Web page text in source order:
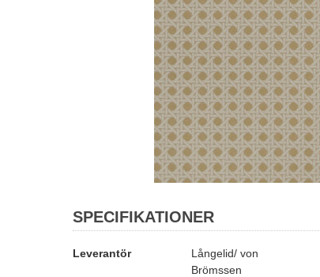
SPECIFIKATIONER
Leverantör
Långelid/ von
Brömssen